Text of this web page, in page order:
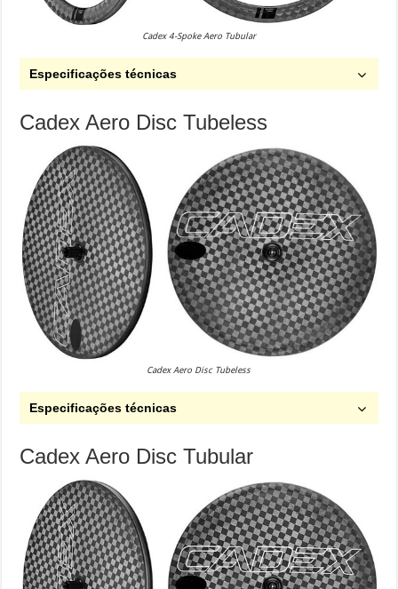
Cadex 4-Spoke Aero Tubular
Especificações técnicas
Cadex Aero Disc Tubeless
Cadex Aero Disc Tubeless
Especificações técnicas
Cadex Aero Disc Tubular